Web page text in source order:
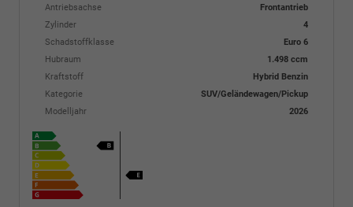
Antriebsachse
Frontantrieb
Zylinder
4
Schadstoffklasse
Euro 6
Hubraum
1.498 ccm
Kraftstoff
Hybrid Benzin
Kategorie
SUV/Geländewagen/Pickup
Modelljahr
2026